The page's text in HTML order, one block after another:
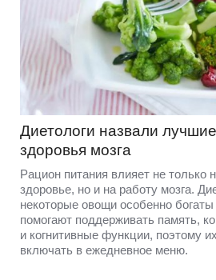
Диетологи назвали
здоровья мозга
Рацион питания влияет не только
здоровье, но и на работу мозга.
некоторые овощи особенно
помогают поддерживать память,
и когнитивные функции, поэтому
включать в ежедневное меню.